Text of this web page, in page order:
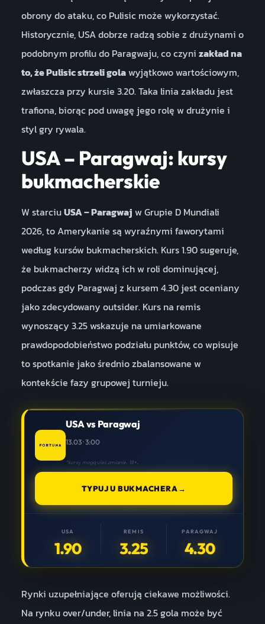
obrony do ataku, co Pulisic może wykorzystać.
Historycznie, USA dobrze radzą sobie z drużynami o
podobnym profilu do Paragwaju, co czyni zakład na
to, że Pulisic strzeli golawyjątkowo wartościowym,
zwłaszcza przy kursie 3.20. Taka linia zakładu jest
trafiona, biorąc pod uwagę jego rolę w drużynie i
styl gry rywala.
USA – Paragwaj: kursy
bukmacherskie
W starciuUSA – Paragwaj w Grupie D Mundiali
2026, to Amerykanie są wyraźnymi faworytami
według kursów bukmacherskich. Kurs 1.90 sugeruje,
że bukmacherzy widzą ich w roli dominującej,
podczas gdy Paragwaj z kursem 4.30 jest oceniany
jako zdecydowany outsider. Kurs na remis
wynoszący 3.25 wskazuje na umiarkowane
prawdopodobieństwo podziału punktów, co wpisuje
to spotkanie jako średnio zbalansowane w
kontekście fazy grupowej turnieju.
USA vs Paragwaj
13.03 · 3:00
*kursy mogą ulec zmianie. 18+.
TYPUJ U BUKMACHERA→
USA
1.90
REMIS
3.25
PARAGWAJ
4.30
Rynki uzupełniające oferują ciekawe możliwości.
Na rynku over/under, linia na 2.5 gola może być